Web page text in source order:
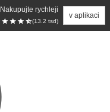
Nakupujte rychleji
(13.2 tsd)
v aplikaci